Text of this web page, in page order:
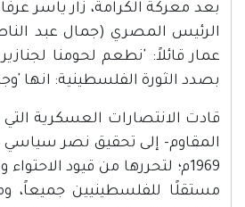
بعد معركة الكرامة، زار ياسر
الرئيس المصري (جمال عبد
عمار قائلاً: 'نطعم لحومنا
بصدد الثورة الفلسطينية: انها
قادت الانتصارات العسكرية
1969م؛ لتحررها من قيود
مستقلًا للفلسطينيين جميعاً،